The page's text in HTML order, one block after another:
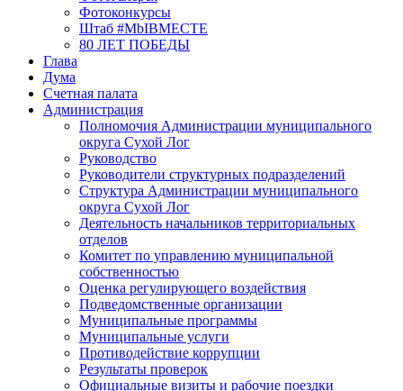
Фотоконкурсы
Штаб #MbIBMECTE
80 ЛЕТ ПОБЕДЫ
Глава
Дума
Счетная палата
Администрация
Полномочия Администрации муниципального
округа Сухой Лог
Руководство
Руководители структурных подразделений
Структура Администрации муниципального
округа Сухой Лог
Деятельность начальников территориальных
отделов
Комитет по управлению муниципальной
собственностью
Оценка регулирующего воздействия
Подведомственные организации
Муниципальные программы
Муниципальные услуги
Противодействие коррупции
Результаты проверок
Официальные визиты и рабочие поездки